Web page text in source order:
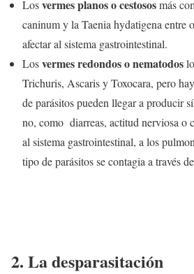
Losvermes planos o cestososmás
caninum y la Taenia hydatigena entre
afectar al sistema gastrointestinal.
Losvermes redondos o nematodos
Trichuris, Ascaris y Toxocara, pero
de parásitos pueden llegar a producir
no, como diarreas, actitud nerviosa o
al sistema gastrointestinal, a los
tipo de parásitos se contagia a través
2. La desparasitación